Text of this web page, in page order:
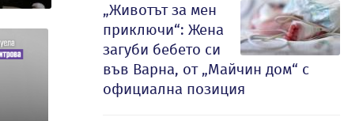
„Животът за мен
приключи“: Жена
загуби бебето си
във Варна, от „Майчин дом“ с
официална позиция